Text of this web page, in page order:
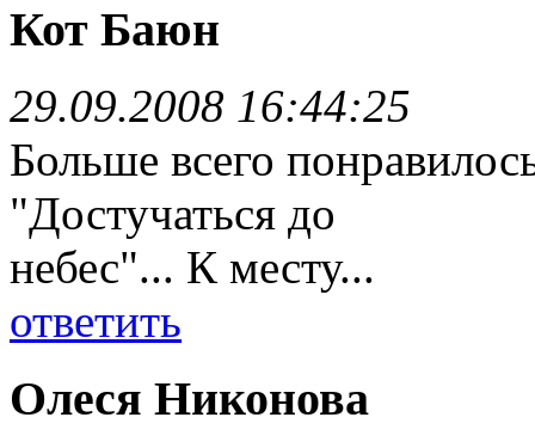
Кот Баюн
29.09.2008 16:44:25
Больше всего
"Достучаться до
небес"... К месту...
ответить
Олеся Никонова